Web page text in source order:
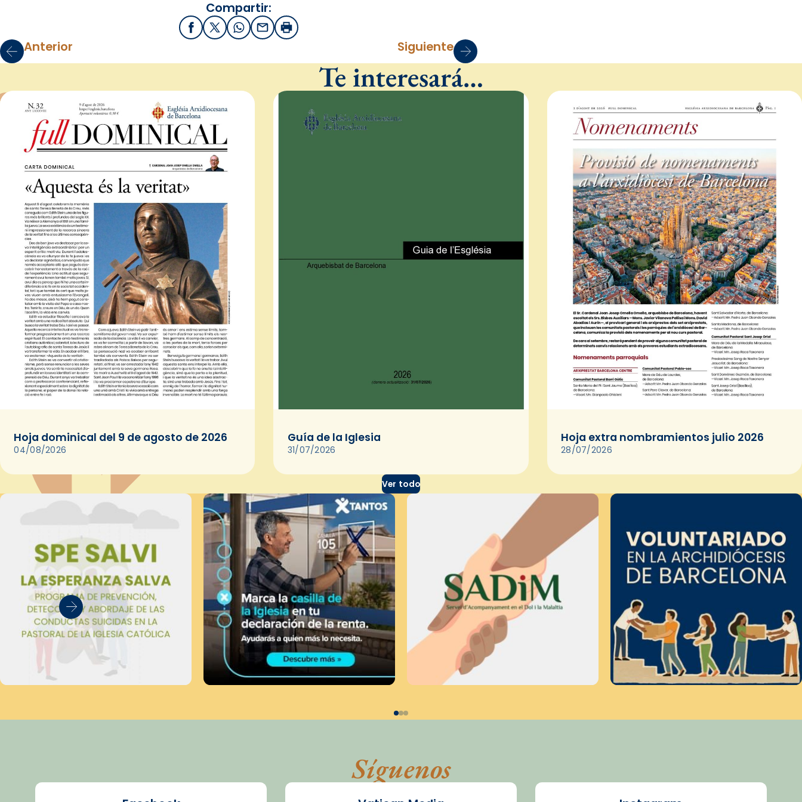
Compartir:
FacebookX / Twitter
WhatsApp
EmailImprimir
Anterior Siguiente
Te interesará…
Hoja dominical del 9 de agosto de 2026
04/08/2026
Guía de la Iglesia
31/07/2026
Hoja extra nombramientos julio 2026
28/07/2026
Ver todo
Síguenos